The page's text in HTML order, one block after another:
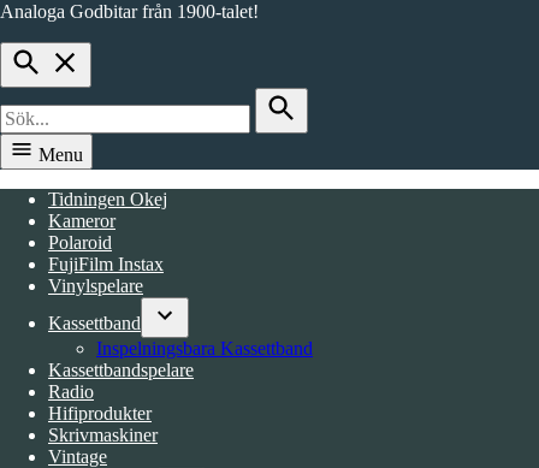
content
Analoga Godbitar från 1900-talet!
Open
Search
for:
Search
Menu
Tidningen Okej
Kameror
Polaroid
FujiFilm Instax
Vinylspelare
Kassettband
Open
dropdown
Inspelningsbara Kassettband
Kassettbandspelare
Radio
Hifiprodukter
Skrivmaskiner
Vintage